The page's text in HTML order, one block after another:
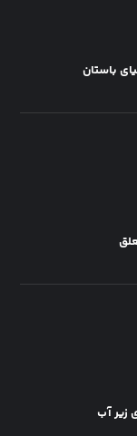
باستان
زیر آب